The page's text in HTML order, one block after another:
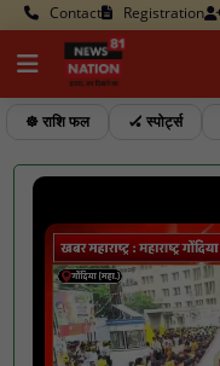
Contact Registration
☸️ राशि फल 🏑 स्पोर्ट्स